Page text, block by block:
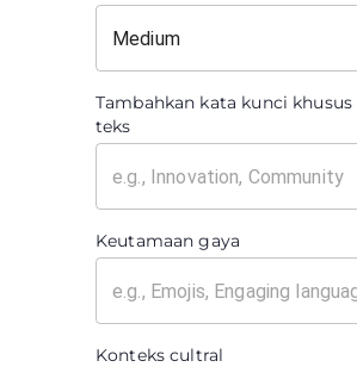
Tambahkan kata kunci khusus
teks
Keutamaan gaya
Konteks cultral